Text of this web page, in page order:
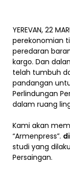
YEREVAN, 22
perekonomian
peredaran
kargo. Dan
telah tumbuh
pandangan
Perlindungan
dalam ruang
Kami akan
“Armenpress”.
studi yang
Persaingan.